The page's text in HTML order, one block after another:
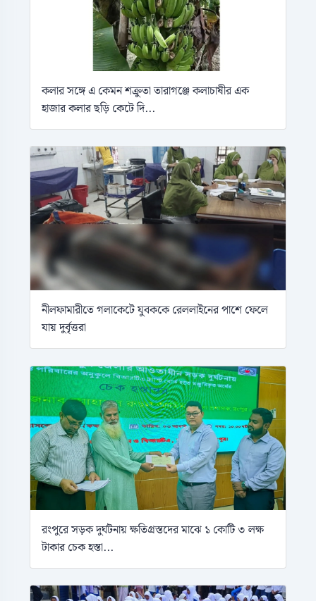
কলার সঙ্গে এ কেমন শক্রুতা তারাগঞ্জে কলাচাষীর এক
হাজার কলার ছড়ি কেটে দি...
নীলফামারীতে গলাকেটে যুবককে রেললাইনের পাশে ফেলে
যায় দুর্বৃত্তরা
রংপুরে সড়ক দুর্ঘটনায় ক্ষতিগ্রস্তদের মাঝে ১ কোটি ৩ লক্ষ
টাকার চেক হস্তা...